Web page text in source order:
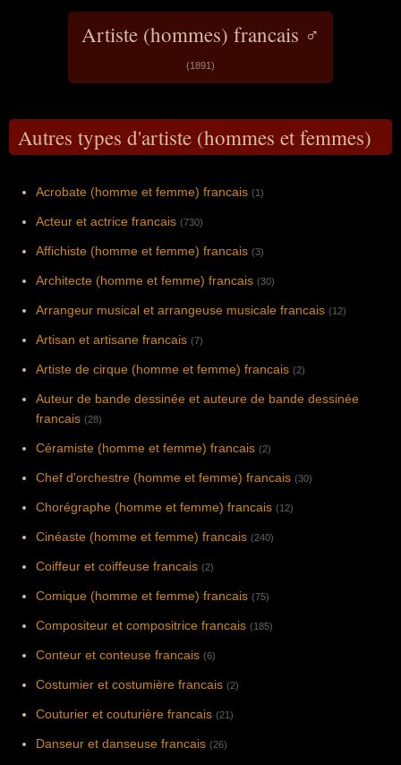
Artiste (hommes) francais ♂
(1891)
Autres types d'artiste (hommes et femmes)
Acrobate (homme et femme) francais (1)
Acteur et actrice francais (730)
Affichiste (homme et femme) francais (3)
Architecte (homme et femme) francais (30)
Arrangeur musical et arrangeuse musicale francais (12)
Artisan et artisane francais (7)
Artiste de cirque (homme et femme) francais (2)
Auteur de bande dessinée et auteure de bande dessinée
francais (28)
Céramiste (homme et femme) francais (2)
Chef d'orchestre (homme et femme) francais (30)
Chorégraphe (homme et femme) francais (12)
Cinéaste (homme et femme) francais (240)
Coiffeur et coiffeuse francais (2)
Comique (homme et femme) francais (75)
Compositeur et compositrice francais (185)
Conteur et conteuse francais (6)
Costumier et costumière francais (2)
Couturier et couturière francais (21)
Danseur et danseuse francais (26)